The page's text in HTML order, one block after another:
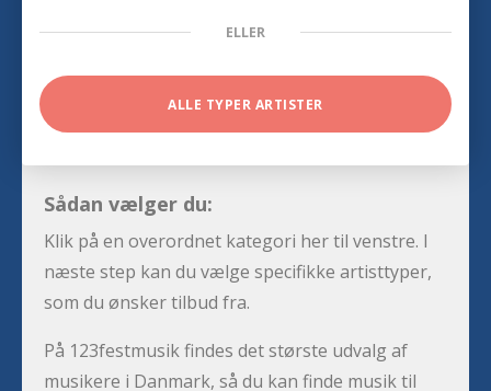
ELLER
ALLE TYPER ARTISTER
Sådan vælger du:
Klik på en overordnet kategori her til venstre. I
næste step kan du vælge specifikke artisttyper,
som du ønsker tilbud fra.
På 123festmusik findes det største udvalg af
musikere i Danmark, så du kan finde musik til